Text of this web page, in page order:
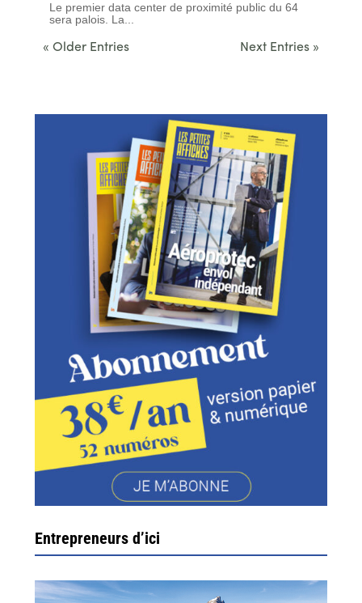
Le premier data center de proximité public du 64
sera palois. La...
« Older Entries Next Entries »
Entrepreneurs d’ici